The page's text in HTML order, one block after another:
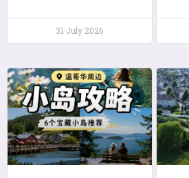
31 July 2026